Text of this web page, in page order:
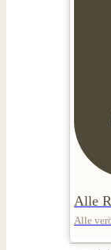
Alle
Alle